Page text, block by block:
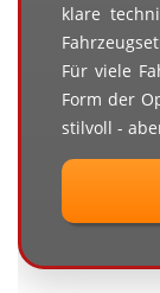
klare
Für viele
Form der
stilvoll -